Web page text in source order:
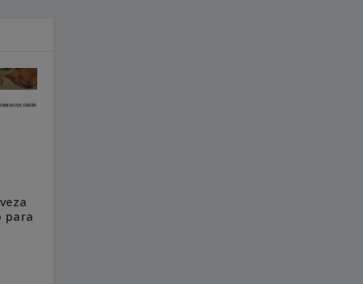
para